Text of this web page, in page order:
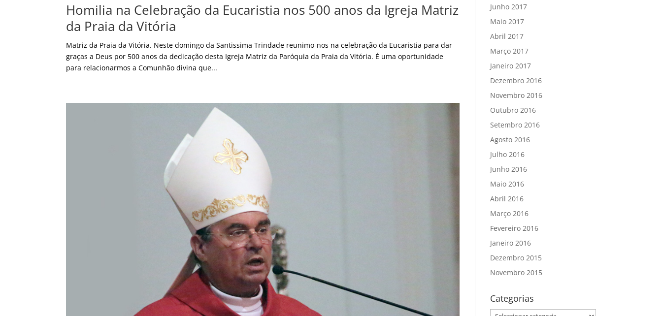
Homilia na Celebração da Eucaristia nos 500 anos da Igreja Matriz
da Praia da Vitória
Matriz da Praia da Vitória. Neste domingo da Santissima Trindade reunimo-nos na celebração da Eucaristia para dar
graças a Deus por 500 anos da dedicação desta Igreja Matriz da Paróquia da Praia da Vitória. É uma oportunidade
para relacionarmos a Comunhão divina que...
Junho 2017
Maio 2017
Abril 2017
Março 2017
Janeiro 2017
Dezembro 2016
Novembro 2016
Outubro 2016
Setembro 2016
Agosto 2016
Julho 2016
Junho 2016
Maio 2016
Abril 2016
Março 2016
Fevereiro 2016
Janeiro 2016
Dezembro 2015
Novembro 2015
Categorias